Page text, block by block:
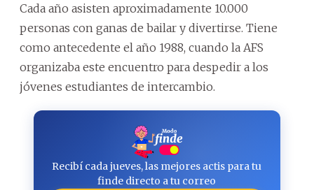
Cada año asisten aproximadamente 10.000
personas con ganas de bailar y divertirse. Tiene
como antecedente el año 1988, cuando la AFS
organizaba este encuentro para despedir a los
jóvenes estudiantes de intercambio.
Recibí cada jueves, las mejores actis para tu
finde directo a tu correo